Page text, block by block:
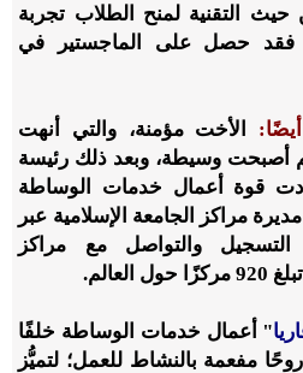
التقنية لمنح الطلاب تجربة
فقد حصل على الماجستير في
الأخت مؤمنة، والتي أنهت
ثم أصبحت وسيطة، وبعد ذلك رئيسة
قوة أعمال خدمات الوساطة
مراكز الجامعة الإسلامية عبر
التسجيل والتواصل مع مراكز
" أعمال خدمات الوساطة خلفًا
مفعمة بالنشاط للعمل؛ لتميُّز